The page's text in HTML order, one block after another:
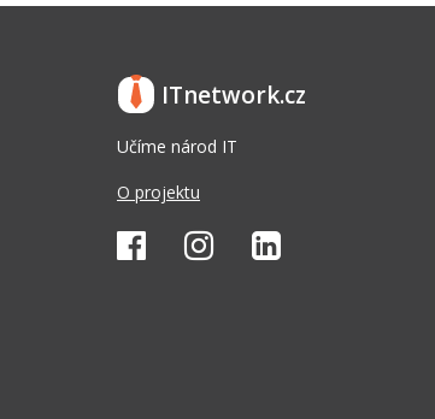
ITnetwork.cz
Učíme národ IT
O projektu